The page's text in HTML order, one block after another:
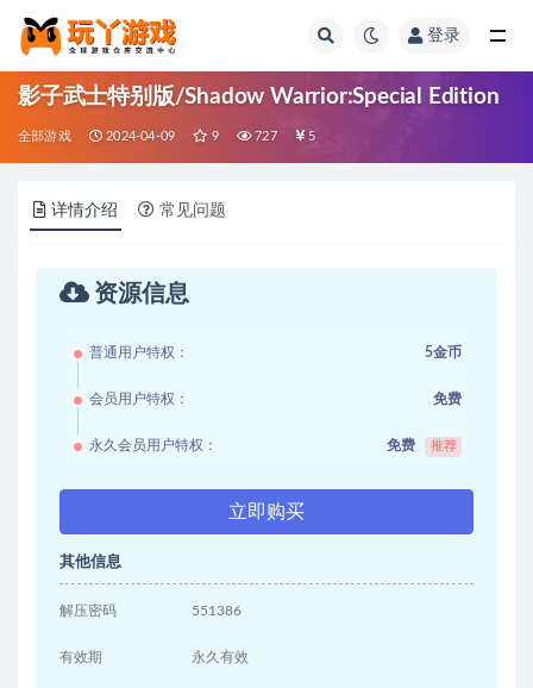
登录
影子武士特别版/Shadow Warrior:Special Edition
全部游戏 2024-04-09 9 727 5
详情介绍 常见问题
资源信息
普通用户特权： 5金币
会员用户特权： 免费
永久会员用户特权： 免费 推荐
立即购买
其他信息
解压密码 551386
有效期 永久有效